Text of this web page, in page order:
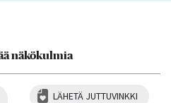
näkökulmia
LÄHETÄ JUTTUVINKKI